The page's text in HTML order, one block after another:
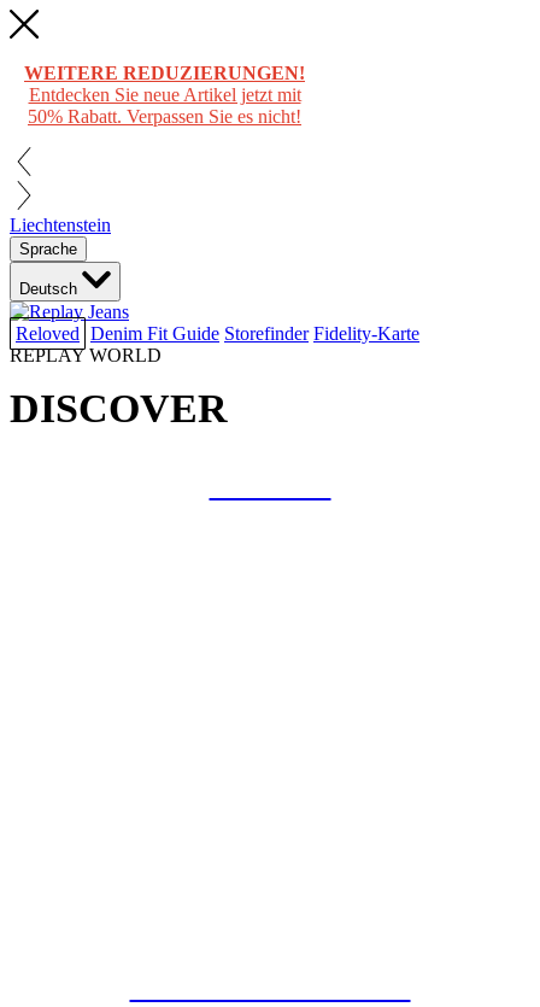
WEITERE REDUZIERUNGEN!
Entdecken Sie neue Artikel jetzt mit
50% Rabatt. Verpassen Sie es nicht!
Liechtenstein
Sprache
Deutsch
Reloved Denim Fit Guide Storefinder Fidelity-Karte
REPLAY WORLD
DISCOVER